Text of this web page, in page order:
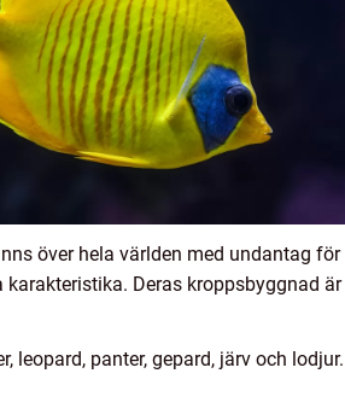
över hela världen med undantag
Deras kroppsbyggnad
panter, gepard, järv och